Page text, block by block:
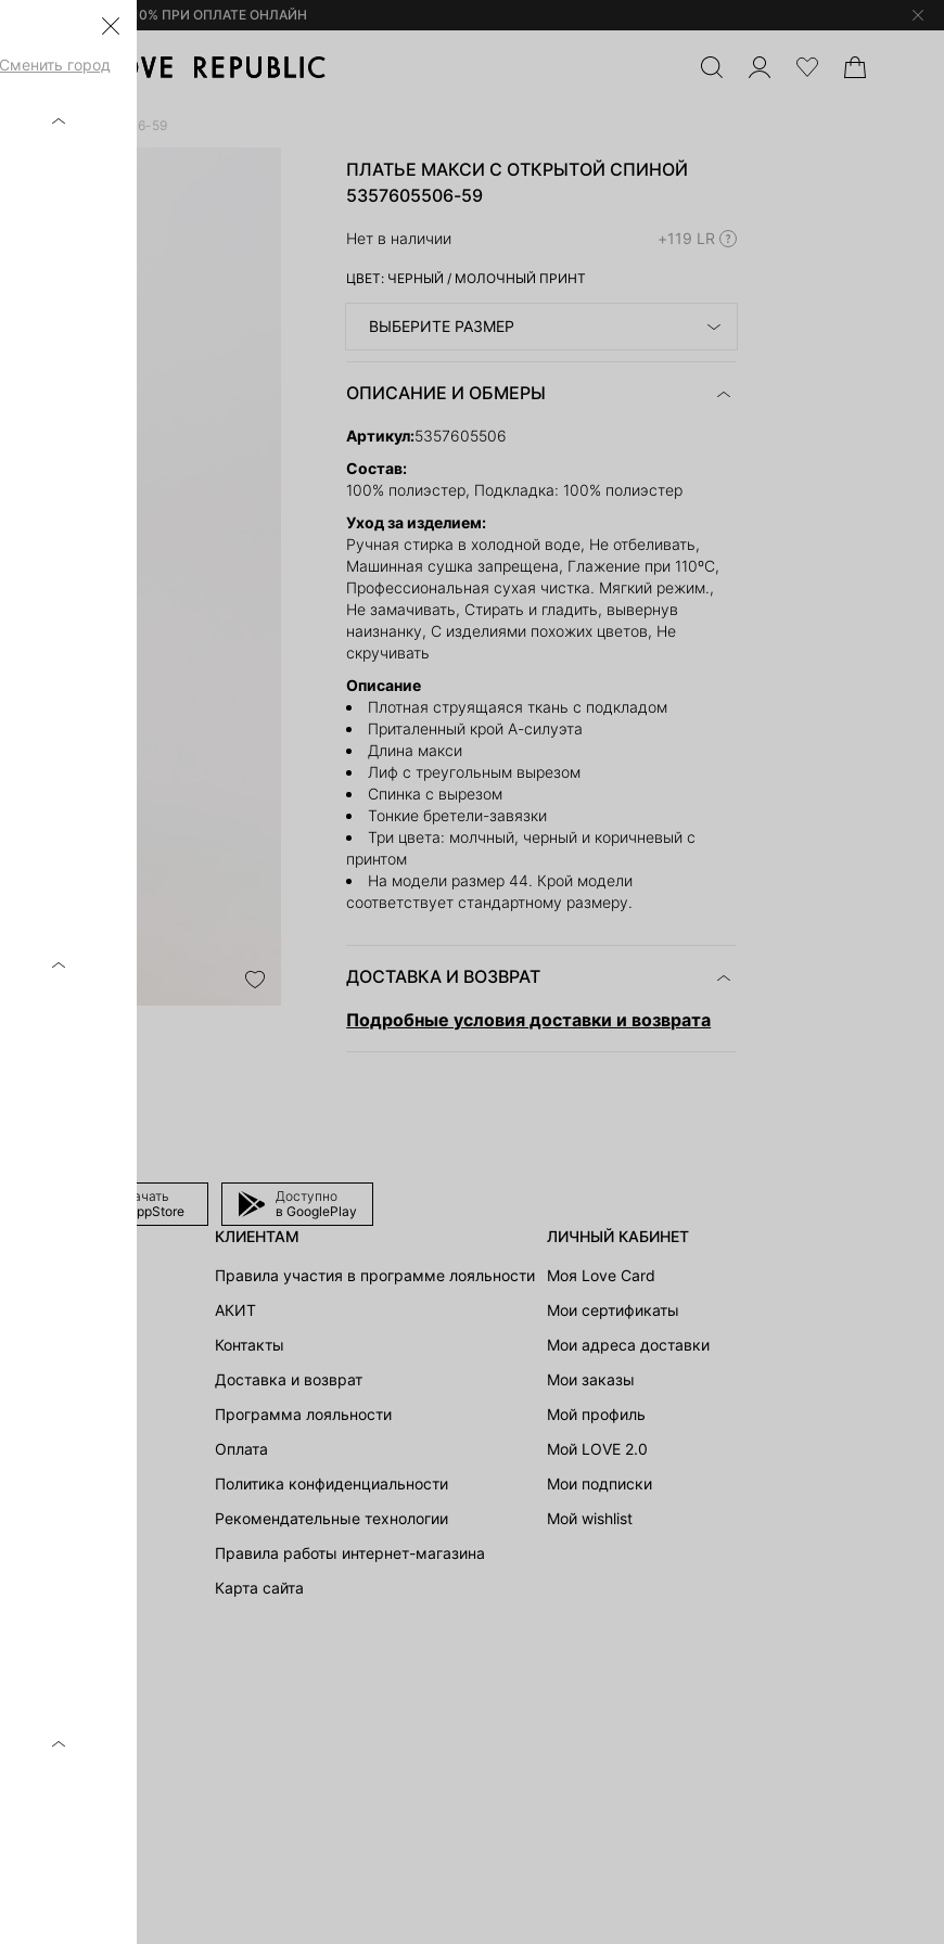
– 10% ПРИ ОПЛАТЕ ОНЛАЙН
Сменить город
5357605506-59
ПЛАТЬЕ МАКСИ С ОТКРЫТОЙ СПИНОЙ
5357605506-59
Нет в наличии +119 LR
ЦВЕТ: ЧЕРНЫЙ / МОЛОЧНЫЙ ПРИНТ
ВЫБЕРИТЕ РАЗМЕР
ОПИСАНИЕ И ОБМЕРЫ
Артикул:5357605506
Состав:
100% полиэстер, Подкладка: 100% полиэстер
Уход за изделием:
Ручная стирка в холодной воде, Не отбеливать,
Машинная сушка запрещена, Глажение при 110ºС,
Профессиональная сухая чистка. Мягкий режим.,
Не замачивать, Стирать и гладить, вывернув
наизнанку, С изделиями похожих цветов, Не
скручивать
Описание
Плотная струящаяся ткань с подкладом
Приталенный крой А-силуэта
Длина макси
Лиф с треугольным вырезом
Спинка с вырезом
Тонкие бретели-завязки
Три цвета: молчный, черный и коричневый с
принтом
На модели размер 44. Крой модели
соответствует стандартному размеру.
ДОСТАВКА И ВОЗВРАТ
Подробные условия доставки и возврата
Скачать
в AppStore
Доступно
в GooglePlay
КЛИЕНТАМ
Правила участия в программе лояльности
АКИТ
Контакты
Доставка и возврат
Программа лояльности
Оплата
Политика конфиденциальности
Рекомендательные технологии
Правила работы интернет-магазина
карта сайта
ЛИЧНЫЙ КАБИНЕТ
Моя Love Card
Мои сертификаты
Мои адреса доставки
Мои заказы
Мой профиль
Мой LOVE 2.0
Мои подписки
Мой wishlist